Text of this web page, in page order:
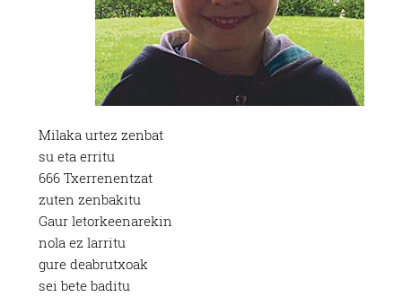
Milaka urtez zenbat
su eta erritu
666 Txerrenentzat
zuten zenbakitu
Gaur letorkeenarekin
nola ez larritu
gure deabrutxoak
sei bete baditu